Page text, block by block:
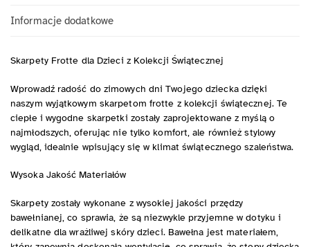
Informacje dodatkowe
Skarpety Frotte dla Dzieci z Kolekcji Świątecznej
Wprowadź radość do zimowych dni Twojego dziecka dzięki
naszym wyjątkowym skarpetom frotte z kolekcji świątecznej. Te
ciepłe i wygodne skarpetki zostały zaprojektowane z myślą o
najmłodszych, oferując nie tylko komfort, ale również stylowy
wygląd, idealnie wpisujący się w klimat świątecznego szaleństwa.
Wysoka Jakość Materiałów
Skarpety zostały wykonane z wysokiej jakości przędzy
bawełnianej, co sprawia, że są niezwykle przyjemne w dotyku i
delikatne dla wrażliwej skóry dzieci. Bawełna jest materiałem,